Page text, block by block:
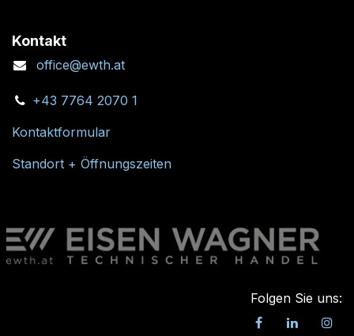
Kontakt
office@ewth.at
+43 7764 2070 1
Kontaktformular
Standort + Öffnungszeiten
Folgen Sie uns: